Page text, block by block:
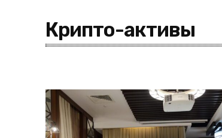
Крипто-активы